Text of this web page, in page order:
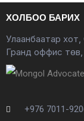
ХОЛБОО БАРИХ
Улаанбаатар хот,
Гранд оффис
+976 7011-